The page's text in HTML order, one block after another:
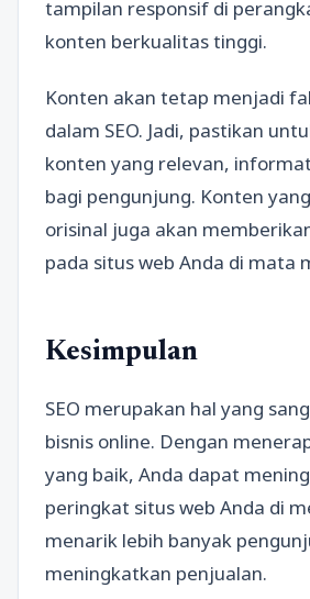
tampilan responsif di
konten berkualitas tinggi.
Konten akan tetap menjadi
dalam SEO. Jadi, pastikan
konten yang relevan,
bagi pengunjung. Konten
orisinal juga akan
pada situs web Anda di mata
Kesimpulan
SEO merupakan hal yang
bisnis online. Dengan
yang baik, Anda dapat
peringkat situs web Anda di
menarik lebih banyak
meningkatkan penjualan.